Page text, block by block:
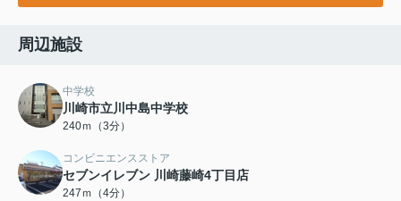
周辺施設
中学校
川崎市立川中島中学校
240ｍ（3分）
コンビニエンスストア
セブンイレブン 川崎藤崎4丁目店
247ｍ（4分）